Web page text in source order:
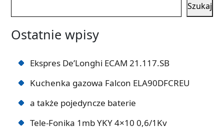
Szukaj
Ostatnie wpisy
Ekspres De’Longhi ECAM 21.117.SB
Kuchenka gazowa Falcon ELA90DFCREU
a także pojedyncze baterie
Tele-Fonika 1mb YKY 4×10 0,6/1Kv